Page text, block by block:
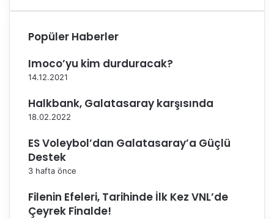
E
a
b
B
a
l
ı
y
r
Popüler Haberler
Imoco’yu kim durduracak?
14.12.2021
Halkbank, Galatasaray karşısında
18.02.2022
ES Voleybol’dan Galatasaray’a Güçlü
Destek
3 hafta önce
Filenin Efeleri, Tarihinde İlk Kez VNL’de
Çeyrek Finalde!